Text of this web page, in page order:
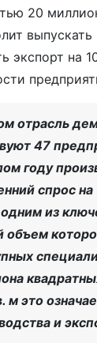
20
экспорт на
отрасль
47
году
спрос
из
м это
и